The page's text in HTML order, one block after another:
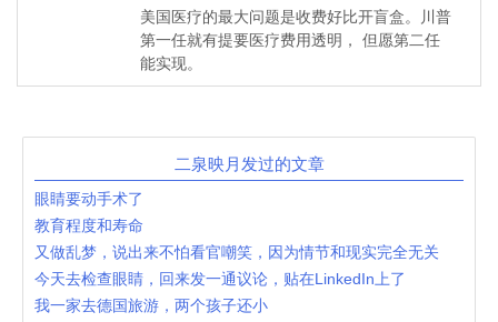
美国医疗的最大问题是收费好比开盲盒。川普
第一任就有提要医疗费用透明， 但愿第二任
能实现。
二泉映月发过的文章
眼睛要动手术了
教育程度和寿命
又做乱梦，说出来不怕看官嘲笑，因为情节和现实完全无关
今天去检查眼睛，回来发一通议论，贴在LinkedIn上了
我一家去德国旅游，两个孩子还小